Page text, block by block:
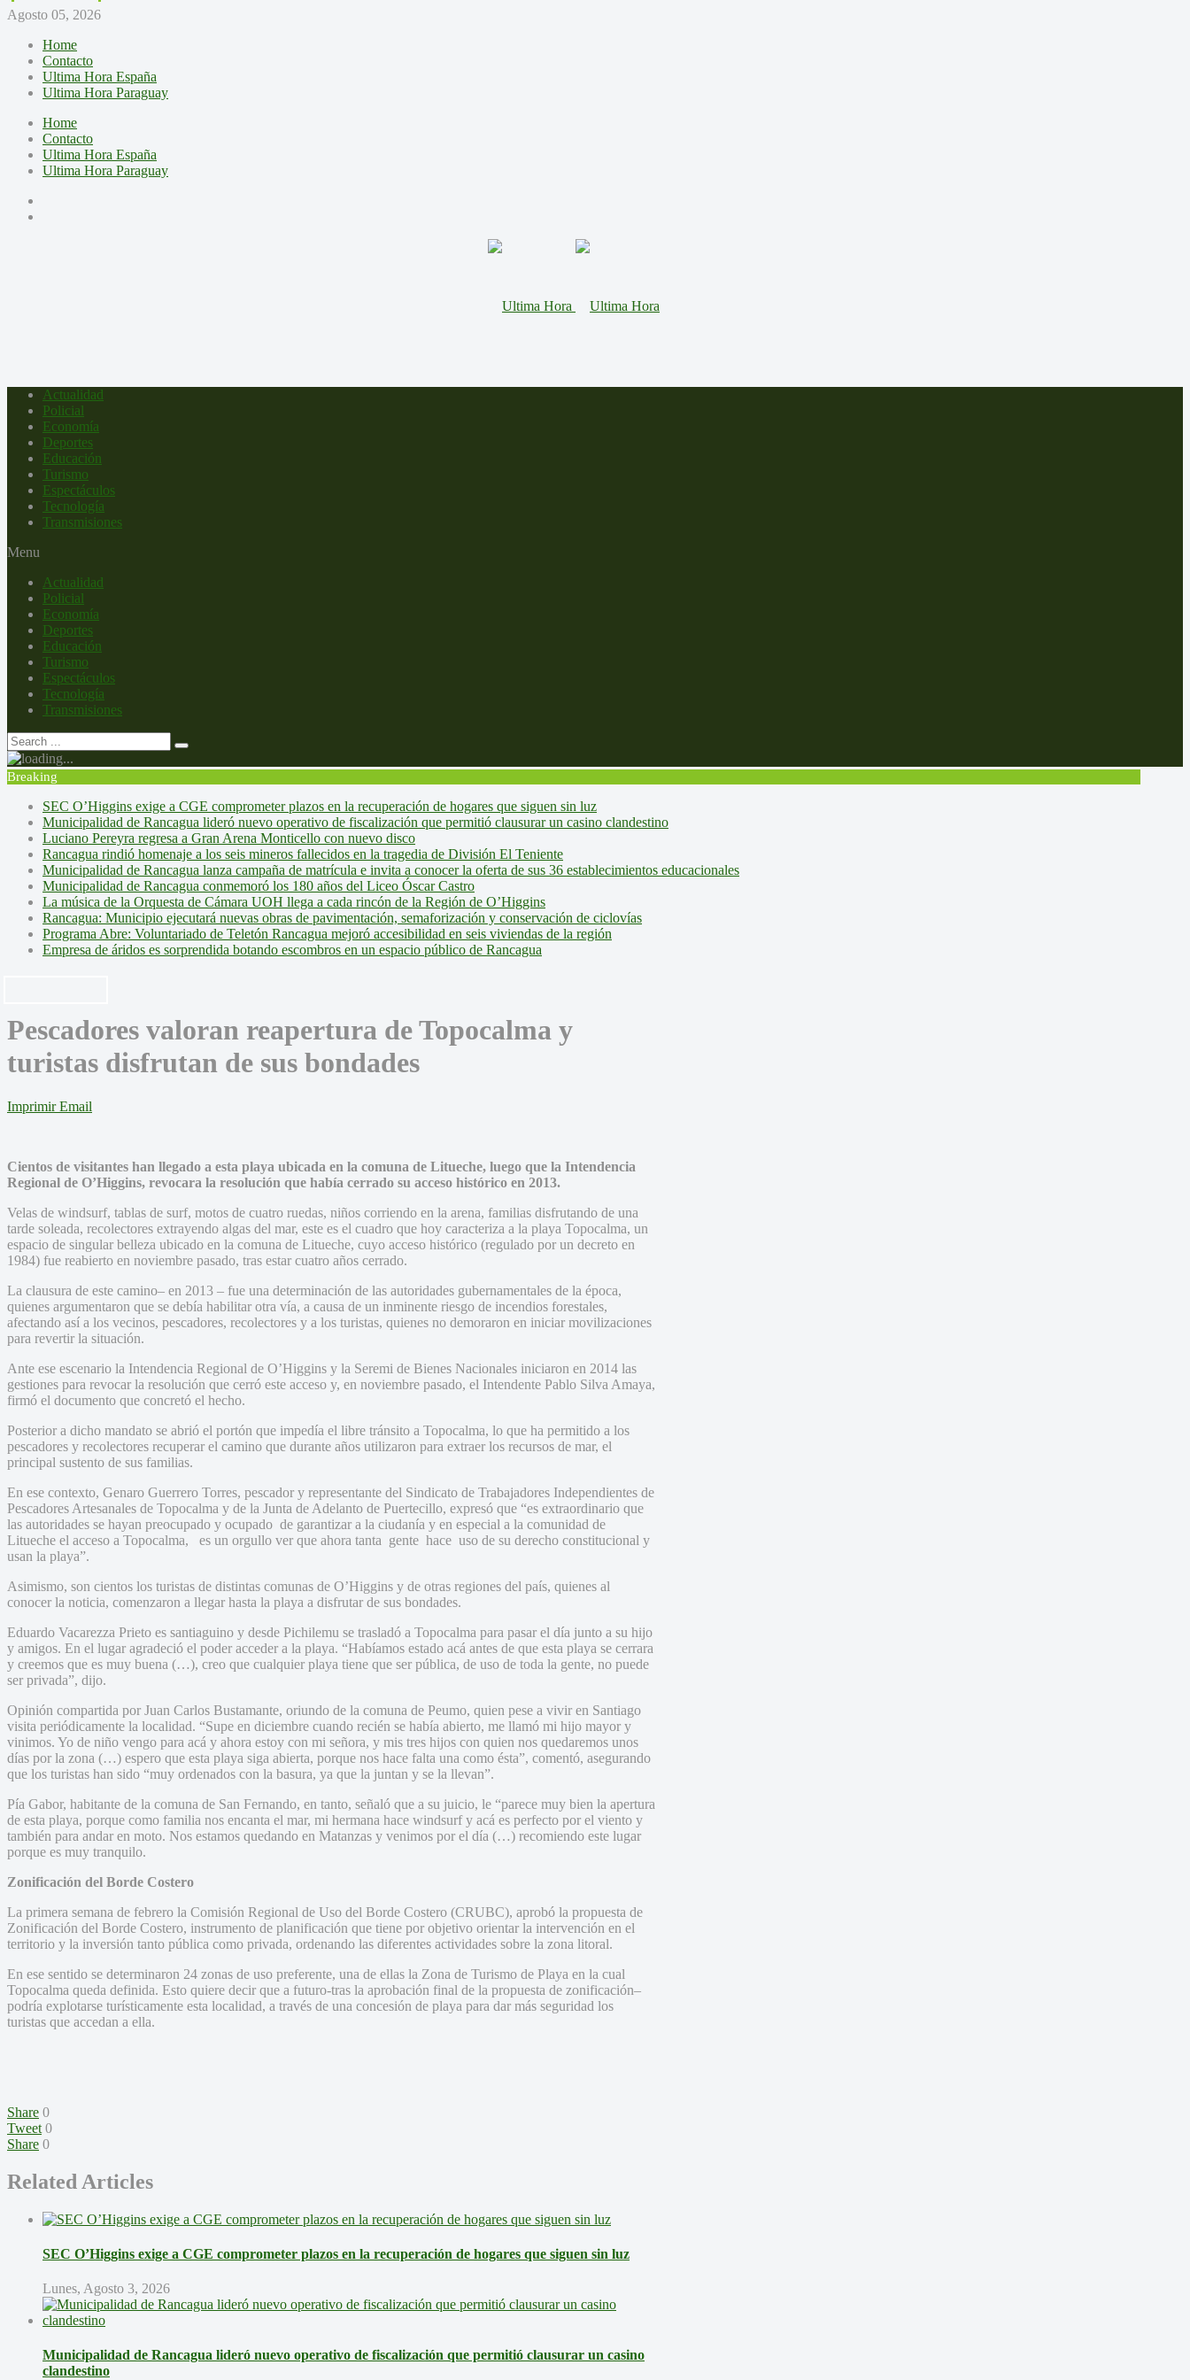
Agosto 05, 2026
Home
Contacto
Ultima Hora España
Ultima Hora Paraguay
Home
Contacto
Ultima Hora España
Ultima Hora Paraguay
Actualidad
Policial
Economía
Deportes
Educación
Turismo
Espectáculos
Tecnología
Transmisiones
Menu
Actualidad
Policial
Economía
Deportes
Educación
Turismo
Espectáculos
Tecnología
Transmisiones
Breaking
SEC O’Higgins exige a CGE comprometer plazos en la recuperación de hogares que siguen sin luz
Municipalidad de Rancagua lideró nuevo operativo de fiscalización que permitió clausurar un casino clandestino
Luciano Pereyra regresa a Gran Arena Monticello con nuevo disco
Rancagua rindió homenaje a los seis mineros fallecidos en la tragedia de División El Teniente
Municipalidad de Rancagua lanza campaña de matrícula e invita a conocer la oferta de sus 36 establecimientos educacionales
Municipalidad de Rancagua conmemoró los 180 años del Liceo Óscar Castro
La música de la Orquesta de Cámara UOH llega a cada rincón de la Región de O’Higgins
Rancagua: Municipio ejecutará nuevas obras de pavimentación, semaforización y conservación de ciclovías
Programa Abre: Voluntariado de Teletón Rancagua mejoró accesibilidad en seis viviendas de la región
Empresa de áridos es sorprendida botando escombros en un espacio público de Rancagua
Pescadores valoran reapertura de Topocalma y
turistas disfrutan de sus bondades
Imprimir Email
Cientos de visitantes han llegado a esta playa ubicada en la comuna de Litueche, luego que la Intendencia
Regional de O’Higgins, revocara la resolución que había cerrado su acceso histórico en 2013.
Velas de windsurf, tablas de surf, motos de cuatro ruedas, niños corriendo en la arena, familias disfrutando de una
tarde soleada, recolectores extrayendo algas del mar, este es el cuadro que hoy caracteriza a la playa Topocalma, un
espacio de singular belleza ubicado en la comuna de Litueche, cuyo acceso histórico (regulado por un decreto en
1984) fue reabierto en noviembre pasado, tras estar cuatro años cerrado.
La clausura de este camino– en 2013 – fue una determinación de las autoridades gubernamentales de la época,
quienes argumentaron que se debía habilitar otra vía, a causa de un inminente riesgo de incendios forestales,
afectando así a los vecinos, pescadores, recolectores y a los turistas, quienes no demoraron en iniciar movilizaciones
para revertir la situación.
Ante ese escenario la Intendencia Regional de O’Higgins y la Seremi de Bienes Nacionales iniciaron en 2014 las
gestiones para revocar la resolución que cerró este acceso y, en noviembre pasado, el Intendente Pablo Silva Amaya,
firmó el documento que concretó el hecho.
Posterior a dicho mandato se abrió el portón que impedía el libre tránsito a Topocalma, lo que ha permitido a los
pescadores y recolectores recuperar el camino que durante años utilizaron para extraer los recursos de mar, el
principal sustento de sus familias.
En ese contexto, Genaro Guerrero Torres, pescador y representante del Sindicato de Trabajadores Independientes de
Pescadores Artesanales de Topocalma y de la Junta de Adelanto de Puertecillo, expresó que “es extraordinario que
las autoridades se hayan preocupado y ocupado de garantizar a la ciudanía y en especial a la comunidad de
Litueche el acceso a Topocalma, es un orgullo ver que ahora tanta gente hace uso de su derecho constitucional y
usan la playa”.
Asimismo, son cientos los turistas de distintas comunas de O’Higgins y de otras regiones del país, quienes al
conocer la noticia, comenzaron a llegar hasta la playa a disfrutar de sus bondades.
Eduardo Vacarezza Prieto es santiaguino y desde Pichilemu se trasladó a Topocalma para pasar el día junto a su hijo
y amigos. En el lugar agradeció el poder acceder a la playa. “Habíamos estado acá antes de que esta playa se cerrara
y creemos que es muy buena (…), creo que cualquier playa tiene que ser pública, de uso de toda la gente, no puede
ser privada”, dijo.
Opinión compartida por Juan Carlos Bustamante, oriundo de la comuna de Peumo, quien pese a vivir en Santiago
visita periódicamente la localidad. “Supe en diciembre cuando recién se había abierto, me llamó mi hijo mayor y
vinimos. Yo de niño vengo para acá y ahora estoy con mi señora, y mis tres hijos con quien nos quedaremos unos
días por la zona (…) espero que esta playa siga abierta, porque nos hace falta una como ésta”, comentó, asegurando
que los turistas han sido “muy ordenados con la basura, ya que la juntan y se la llevan”.
Pía Gabor, habitante de la comuna de San Fernando, en tanto, señaló que a su juicio, le “parece muy bien la apertura
de esta playa, porque como familia nos encanta el mar, mi hermana hace windsurf y acá es perfecto por el viento y
también para andar en moto. Nos estamos quedando en Matanzas y venimos por el día (…) recomiendo este lugar
porque es muy tranquilo.
Zonificación del Borde Costero
La primera semana de febrero la Comisión Regional de Uso del Borde Costero (CRUBC), aprobó la propuesta de
Zonificación del Borde Costero, instrumento de planificación que tiene por objetivo orientar la intervención en el
territorio y la inversión tanto pública como privada, ordenando las diferentes actividades sobre la zona litoral.
En ese sentido se determinaron 24 zonas de uso preferente, una de ellas la Zona de Turismo de Playa en la cual
Topocalma queda definida. Esto quiere decir que a futuro-tras la aprobación final de la propuesta de zonificación–
podría explotarse turísticamente esta localidad, a través de una concesión de playa para dar más seguridad los
turistas que accedan a ella.
Share 0
Tweet 0
Share 0
Related Articles
SEC O’Higgins exige a CGE comprometer plazos en la recuperación de hogares que siguen sin luz
Lunes, Agosto 3, 2026
Municipalidad de Rancagua lideró nuevo operativo de fiscalización que permitió clausurar un casino
clandestino